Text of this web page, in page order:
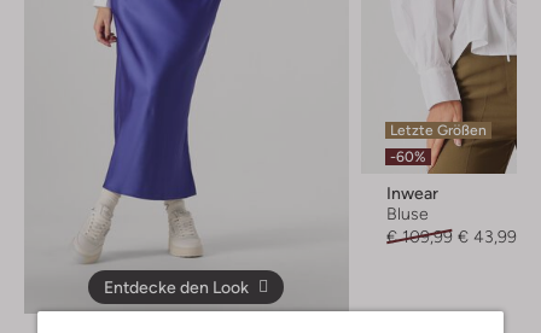
Entdecke den Look
Letzte Größen
-60%
Inwear
Bluse
€ 109,99 € 43,99